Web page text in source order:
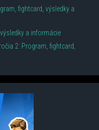
fightcard, výsledky a
a informácie
2: Program, fightcard,